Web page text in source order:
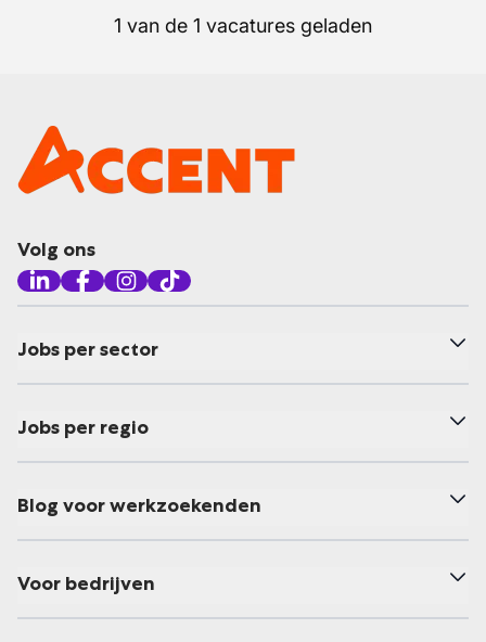
1 van de 1 vacatures geladen
Volg ons
Jobs per sector
Jobs per regio
Blog voor werkzoekenden
Voor bedrijven